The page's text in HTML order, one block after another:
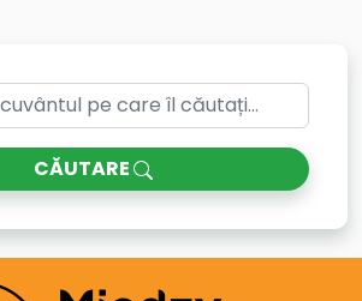
CĂUTARE